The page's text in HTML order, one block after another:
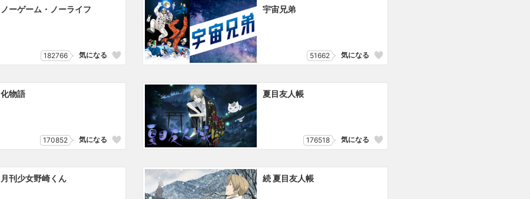
ノーゲーム・ノーライフ
182766 気になる
宇宙兄弟
51662 気になる
化物語
170852 気になる
夏目友人帳
176518 気になる
月刊少女野崎くん 続 夏目友人帳